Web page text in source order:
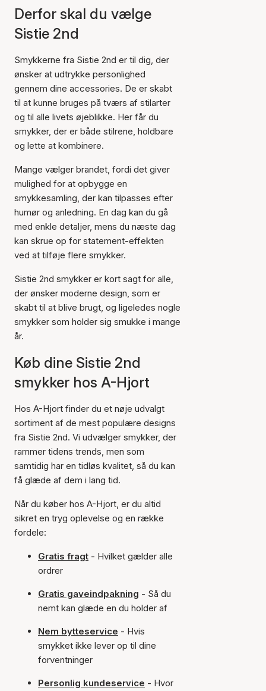
Derfor skal du vælge
Sistie 2nd
Smykkerne fra Sistie 2nd er til dig, der
ønsker at udtrykke personlighed
gennem dine accessories. De er skabt
til at kunne bruges på tværs af stilarter
og til alle livets øjeblikke. Her får du
smykker, der er både stilrene, holdbare
og lette at kombinere.
Mange vælger brandet, fordi det giver
mulighed for at opbygge en
smykkesamling, der kan tilpasses efter
humør og anledning. En dag kan du gå
med enkle detaljer, mens du næste dag
kan skrue op for statement-effekten
ved at tilføje flere smykker.
Sistie 2nd smykker er kort sagt for alle,
der ønsker moderne design, som er
skabt til at blive brugt, og ligeledes nogle
smykker som holder sig smukke i mange
år.
Køb dine Sistie 2nd
smykker hos A-Hjort
Hos A-Hjort finder du et nøje udvalgt
sortiment af de mest populære designs
fra Sistie 2nd. Vi udvælger smykker, der
rammer tidens trends, men som
samtidig har en tidløs kvalitet, så du kan
få glæde af dem i lang tid.
Når du køber hos A-Hjort, er du altid
sikret en tryg oplevelse og en række
fordele:
Gratis fragt - Hvilket gælder alle
ordrer
Gratis gaveindpakning - Så du
nemt kan glæde en du holder af
Nem bytteservice - Hvis
smykket ikke lever op til dine
forventninger
Personlig kundeservice - Hvor